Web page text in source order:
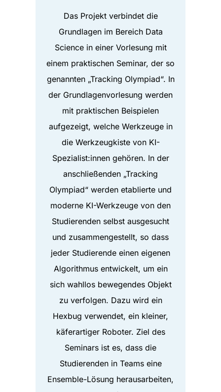
Das Projekt verbindet die
Grundlagen im Bereich Data
Science in einer Vorlesung mit
einem praktischen Seminar, der so
genannten „Tracking Olympiad“. In
der Grundlagenvorlesung werden
mit praktischen Beispielen
aufgezeigt, welche Werkzeuge in
die Werkzeugkiste von KI-
Spezialist:innen gehören. In der
anschließenden „Tracking
Olympiad“ werden etablierte und
moderne KI-Werkzeuge von den
Studierenden selbst ausgesucht
und zusammengestellt, so dass
jeder Studierende einen eigenen
Algorithmus entwickelt, um ein
sich wahllos bewegendes Objekt
zu verfolgen. Dazu wird ein
Hexbug verwendet, ein kleiner,
käferartiger Roboter. Ziel des
Seminars ist es, dass die
Studierenden in Teams eine
Ensemble-Lösung herausarbeiten,